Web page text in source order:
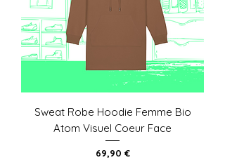
Sweat Robe Hoodie Femme Bio
Atom Visuel Coeur Face
Prix
69,90 €